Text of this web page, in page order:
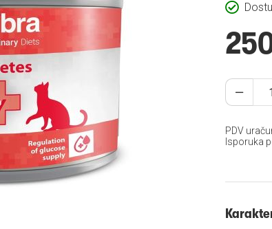
PDV
Isporuka